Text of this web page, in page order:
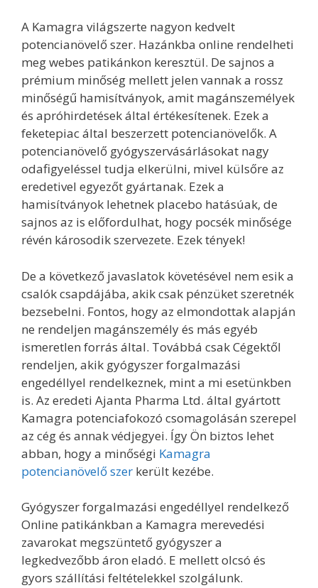
A Kamagra világszerte nagyon kedvelt
potencianövelő szer. Hazánkba online rendelheti
meg webes patikánkon keresztül. De sajnos a
prémium minőség mellett jelen vannak a rossz
minőségű hamisítványok, amit magánszemélyek
és apróhirdetések által értékesítenek. Ezek a
feketepiac által beszerzett potencianövelők. A
potencianövelő gyógyszervásárlásokat nagy
odafigyeléssel tudja elkerülni, mivel külsőre az
eredetivel egyezőt gyártanak. Ezek a
hamisítványok lehetnek placebo hatásúak, de
sajnos az is előfordulhat, hogy pocsék minősége
révén károsodik szervezete. Ezek tények!
De a következő javaslatok követésével nem esik a
csalók csapdájába, akik csak pénzüket szeretnék
bezsebelni. Fontos, hogy az elmondottak alapján
ne rendeljen magánszemély és más egyéb
ismeretlen forrás által. Továbbá csak Cégektől
rendeljen, akik gyógyszer forgalmazási
engedéllyel rendelkeznek, mint a mi esetünkben
is. Az eredeti Ajanta Pharma Ltd. által gyártott
Kamagra potenciafokozó csomagolásán szerepel
az cég és annak védjegyei. Így Ön biztos lehet
abban, hogy a minőségi Kamagra
potencianövelő szer került kezébe.
Gyógyszer forgalmazási engedéllyel rendelkező
Online patikánkban a Kamagra merevedési
zavarokat megszüntető gyógyszer a
legkedvezőbb áron eladó. E mellett olcsó és
gyors szállítási feltételekkel szolgálunk.